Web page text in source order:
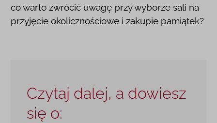
co warto zwrócić uwagę przy wyborze sali na
przyjęcie okolicznościowe i zakupie pamiątek?
Czytaj dalej, a dowiesz
się o: